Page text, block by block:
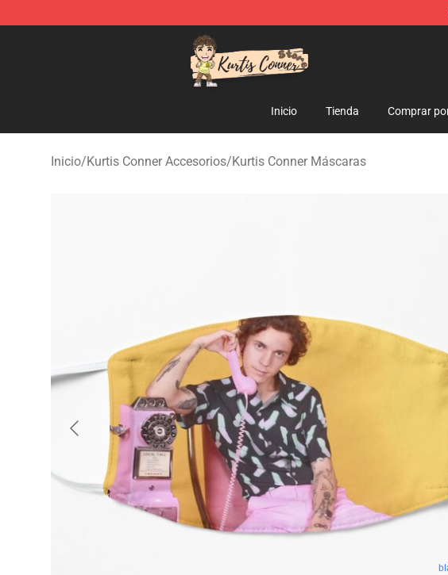
Kurtis Conner Store - Official Kurtis Conner Merchandise Shop
Inicio Tienda Comprar
Inicio/Kurtis Conner Accesorios/Kurtis Conner Máscaras